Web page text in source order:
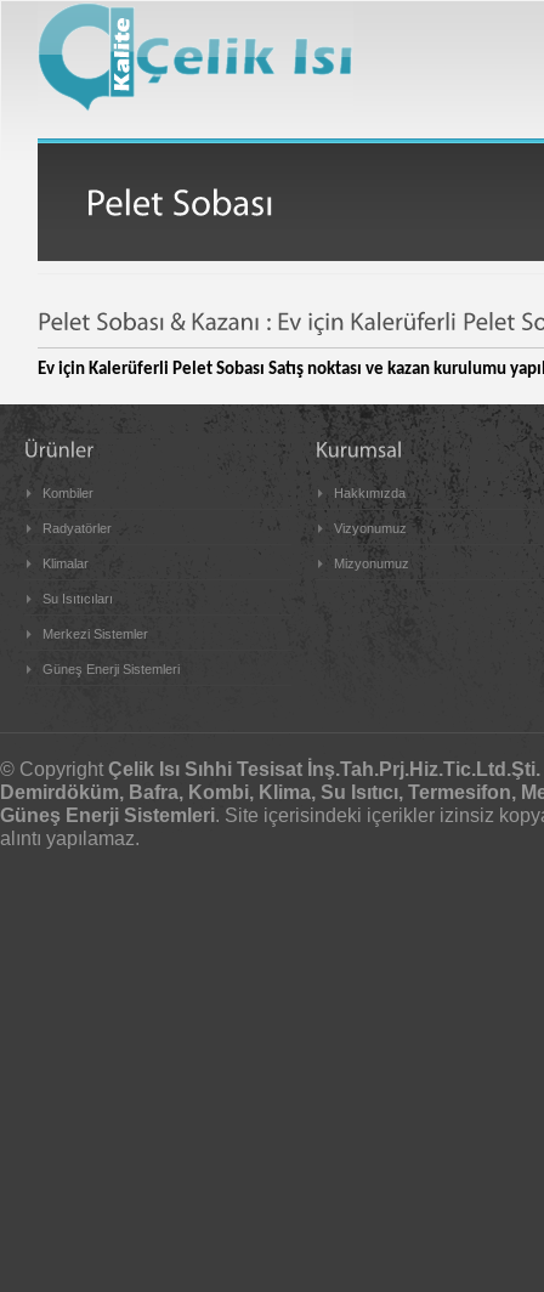
Ev için Kalerüferli Pelet Sobası Satış noktası ve kazan kurulumu
Kombiler
Radyatörler
Klimalar
Su Isıtıcıları
Merkezi Sistemler
Güneş Enerji Sistemleri
Hakkımızda
Vizyonumuz
Mizyonumuz
© Copyright Çelik Isı Sıhhi Tesisat İnş.Tah.Prj.Hiz.Tic.Ltd.Şti.
Demirdöküm, Bafra, Kombi, Klima, Su Isıtıcı, Termesifon,
Güneş Enerji Sistemleri. Site içerisindeki içerikler izinsiz
alıntı yapılamaz.